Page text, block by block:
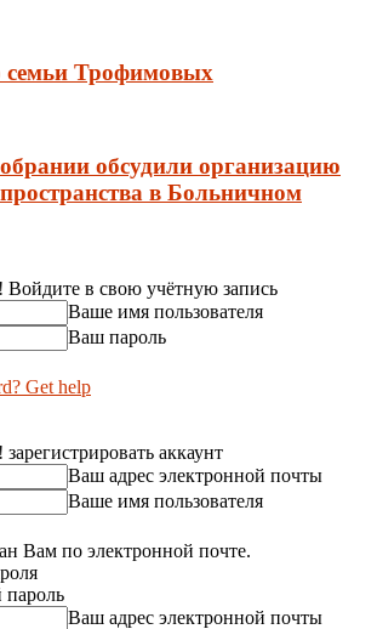
семьи Трофимовых
обсудили организацию
в Больничном
Войдите в свою учётную запись
Ваше имя пользователя
Ваш пароль
Get help
аккаунт
Ваш адрес электронной почты
Ваше имя пользователя
Вам по электронной почте.
пароль
Ваш адрес электронной почты